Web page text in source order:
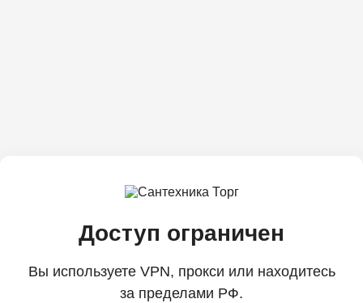
Доступ ограничен
Вы используете VPN, прокси или находитесь
за пределами РФ.